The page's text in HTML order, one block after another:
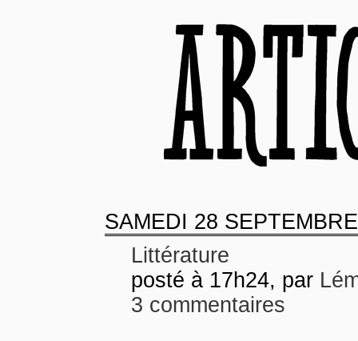
SAMEDI 28
Littérature
posté à 17h24, par
3 commentaires